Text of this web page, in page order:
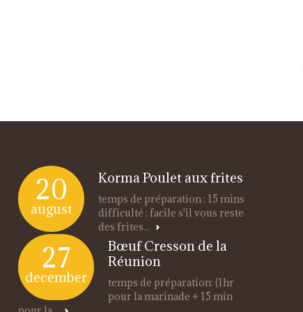
20
august
Korma Poulet aux frites
temps de préparation : 15 mins
difficulté : facile s'il vous reste
des frites...
27
december
Bœuf Cresson de la
Réunion
temps de préparation: (1hr
pour la marinade + 15 min